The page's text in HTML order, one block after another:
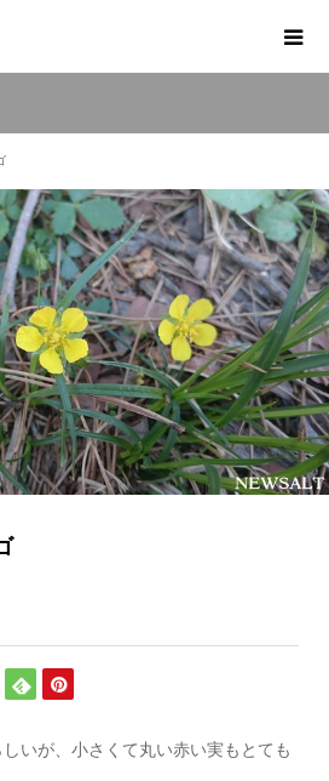
いが、小さくて丸い赤い実もとても